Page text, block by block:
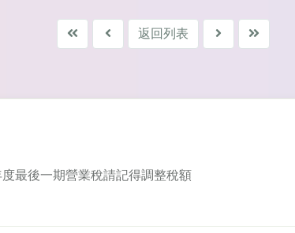
返回列表
最後一期營業稅請記得調整稅額